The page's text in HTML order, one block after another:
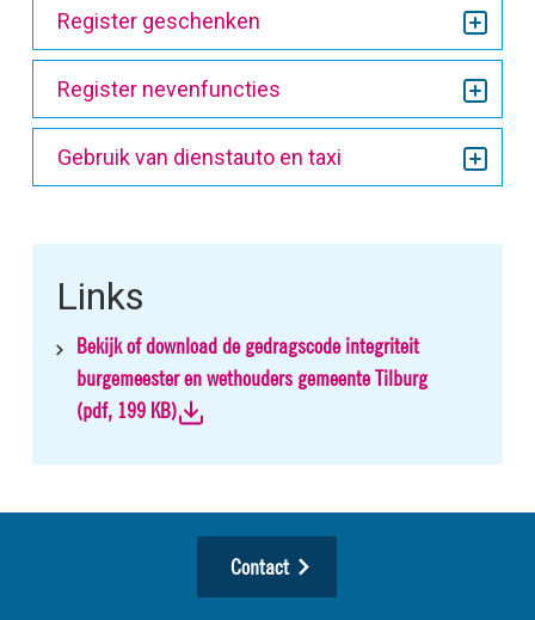
Register geschenken
Register nevenfuncties
Gebruik van dienstauto en taxi
Links
Bekijk of download de gedragscode integriteit
burgemeester en wethouders gemeente Tilburg
(pdf, 199 KB)
Contact